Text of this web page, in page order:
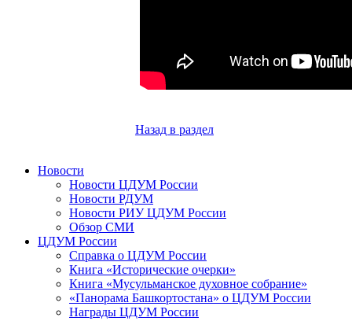
Назад в раздел
Новости
Новости ЦДУМ России
Новости РДУМ
Новости РИУ ЦДУМ России
Обзор СМИ
ЦДУМ России
Справка о ЦДУМ России
Книга «Исторические очерки»
Книга «Мусульманское духовное собрание»
«Панорама Башкортостана» о ЦДУМ России
Награды ЦДУМ России